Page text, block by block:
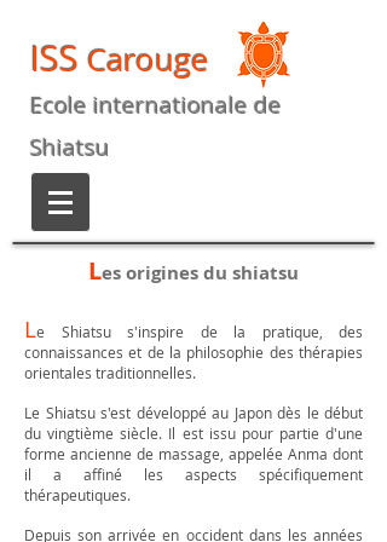
ISS Carouge
Ecole internationale de
Shiatsu
Les origines du shiatsu
Le Shiatsu s'inspire de la pratique, des
connaissances et de la philosophie des thérapies
orientales traditionnelles.
Le Shiatsu s'est développé au Japon dès le début
du vingtième siècle. Il est issu pour partie d'une
forme ancienne de massage, appelée Anma dont
il a affiné les aspects spécifiquement
thérapeutiques.
Depuis son arrivée en occident dans les années